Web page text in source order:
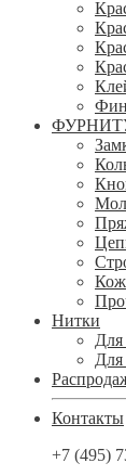
Нитки
Для
Контакты
+7 (495)